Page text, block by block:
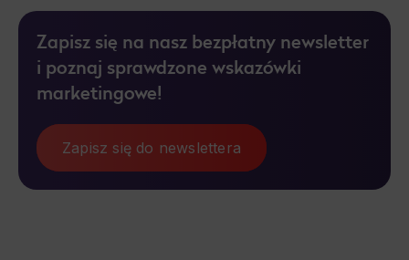
Zapisz się na nasz bezpłatny newsletter
i poznaj sprawdzone wskazówki
marketingowe!
Zapisz się do newslettera